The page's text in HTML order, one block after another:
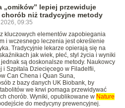
„omików” lepiej przewiduje
chorób niż tradycyjne metody
09:35
kluczowych elementów zapobiegania
i wczesnego leczenia jest określenie
Tradycyjnie lekarze opierają się na
jak wiek, płeć, styl życia i wyniki
są doskonalsze metody. Naukowcy
i Szpitala Dziecięcego w Filadelfii,
Can Chena i Quan Suna,
z bazy danych UK Biobank, by
we krwi pomaga przewidywać
chorób. Wyniki, opublikowane w Nature
do medycyny prewencyjnej.